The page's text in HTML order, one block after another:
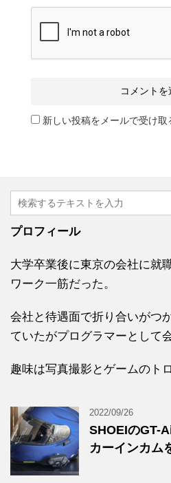
新しい投稿をメールで受け取
プロフィール
大学卒業後に東京の会社に就
ワーク一筋だった。
会社と待遇面で折り合いがつ
ていたがプログラマーとして
趣味は写真撮影とゲームのト
2022/09/26
SHOEIのGT-
カーインカム